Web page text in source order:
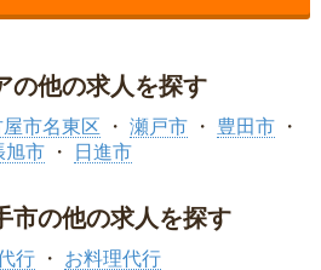
の他の求人を探す
市名東区 瀬戸市
豊田市
旭市
日進市
市の他の求人を探す
行
お料理代行